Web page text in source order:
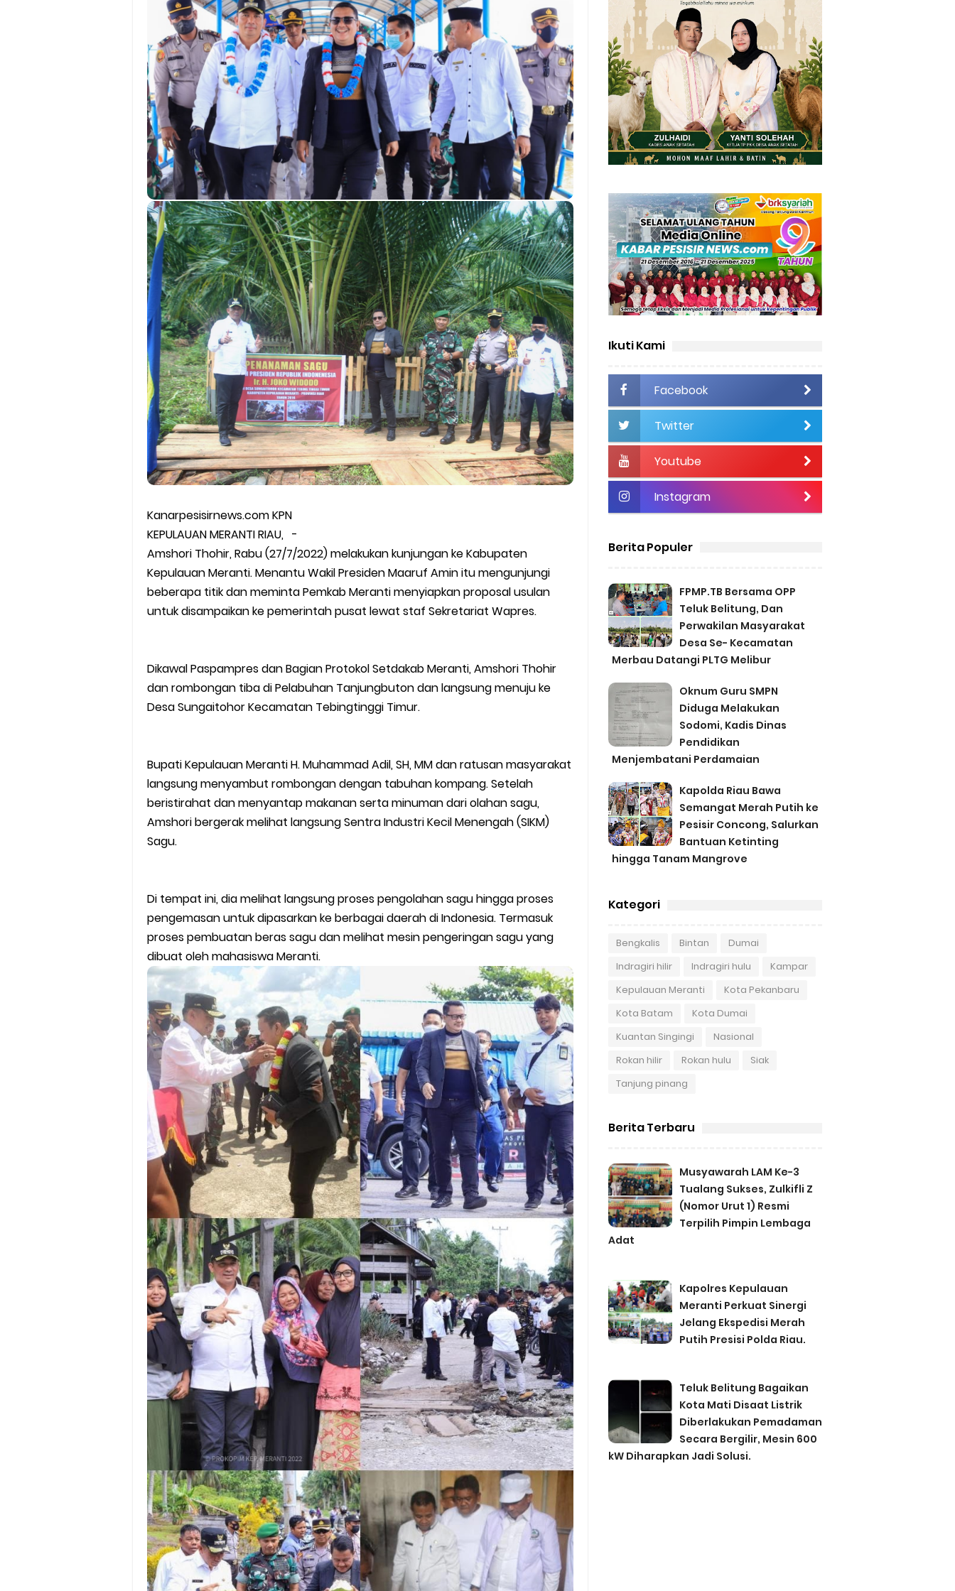
Thursday, 6 August
Kanarpesisirnews.com KPN
KEPULAUAN MERANTI RIAU, -
Amshori Thohir, Rabu (27/7/2022) melakukan kunjungan ke Kabupaten
Kepulauan Meranti. Menantu Wakil Presiden Maaruf Amin itu mengunjungi
beberapa titik dan meminta Pemkab Meranti menyiapkan proposal usulan
untuk disampaikan ke pemerintah pusat lewat staf Sekretariat Wapres.
Dikawal Paspampres dan Bagian Protokol Setdakab Meranti, Amshori Thohir
dan rombongan tiba di Pelabuhan Tanjungbuton dan langsung menuju ke
Desa Sungaitohor Kecamatan Tebingtinggi Timur.
Bupati Kepulauan Meranti H. Muhammad Adil, SH, MM dan ratusan masyarakat
langsung menyambut rombongan dengan tabuhan kompang. Setelah
beristirahat dan menyantap makanan serta minuman dari olahan sagu,
Amshori bergerak melihat langsung Sentra Industri Kecil Menengah (SIKM)
Sagu.
Di tempat ini, dia melihat langsung proses pengolahan sagu hingga proses
pengemasan untuk dipasarkan ke berbagai daerah di Indonesia. Termasuk
proses pembuatan beras sagu dan melihat mesin pengeringan sagu yang
dibuat oleh mahasiswa Meranti.
Ikuti Kami
Facebook
Twitter
Youtube
Instagram
Berita Populer
FPMP.TB Bersama OPP
Teluk Belitung, Dan
Perwakilan Masyarakat
Desa Se- Kecamatan
Merbau Datangi PLTG Melibur
Oknum Guru SMPN
Diduga Melakukan
Sodomi, Kadis Dinas
Pendidikan
Menjembatani Perdamaian
Kapolda Riau Bawa
Semangat Merah Putih ke
Pesisir Concong, Salurkan
Bantuan Ketinting
hingga Tanam Mangrove
Kategori
Bengkalis Bintan
Dumai
Indragiri hilir
Indragiri hulu
Kampar
Kepulauan Meranti
Kota Pekanbaru
Kota Batam
Kota Dumai
Kuantan Singingi
Nasional
Rokan hilir
Rokan hulu
Siak
Tanjung pinang
Berita Terbaru
Musyawarah LAM Ke-3
Tualang Sukses, Zulkifli Z
(Nomor Urut 1) Resmi
Terpilih Pimpin Lembaga
Adat
Kapolres Kepulauan
Meranti Perkuat Sinergi
Jelang Ekspedisi Merah
Putih Presisi Polda Riau.
Teluk Belitung Bagaikan
Kota Mati Disaat Listrik
Diberlakukan Pemadaman
Secara Bergilir, Mesin 600
kW Diharapkan Jadi Solusi.